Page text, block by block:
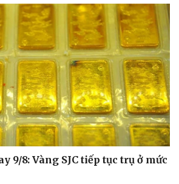
9/8: Vàng SJC tiếp tục trụ ở mức